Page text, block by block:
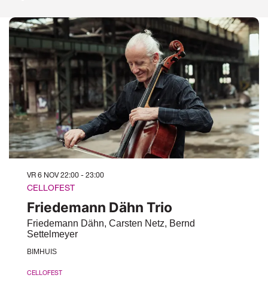
Friedemann Dähn Trio
Friedemann Dähn, Carsten Netz, Bernd
Settelmeyer
CELLOFEST
VR 6 NOV22:00 - 23:00
BIMHUIS
CELLOFEST